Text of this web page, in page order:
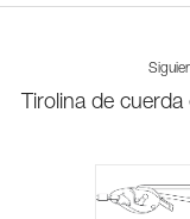
Tirolina de cuerda